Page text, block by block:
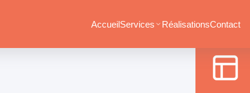
AccueilServices RéalisationsContact